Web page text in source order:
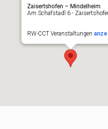
Zaisertshofen – Mindelheim
Am Schafstadl 6 -
RW-CCT Veranstaltungen